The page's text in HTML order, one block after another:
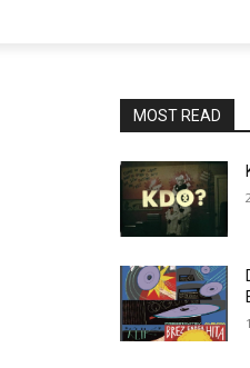
MOST READ